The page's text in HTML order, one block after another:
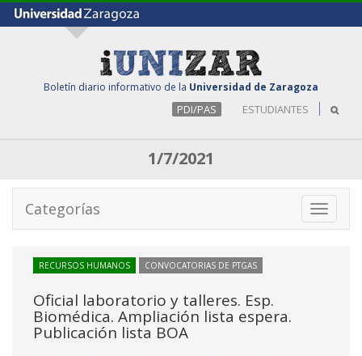
Boletín diario informativo de la Universidad de Zaragoza
PDI/PAS ESTUDIANTES
1/7/2021
Toggle
Categorías
RECURSOS HUMANOS CONVOCATORIAS DE PTGAS
Oficial laboratorio y talleres. Esp.
Biomédica. Ampliación lista espera.
Publicación lista BOA